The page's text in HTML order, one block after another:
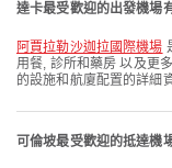
達卡最受歡迎的出發機場
阿賈拉勒沙迦拉國際機場
用餐, 診所和藥房 以及更
的設施和航廈配置的詳細
可倫坡最受歡迎的抵達機